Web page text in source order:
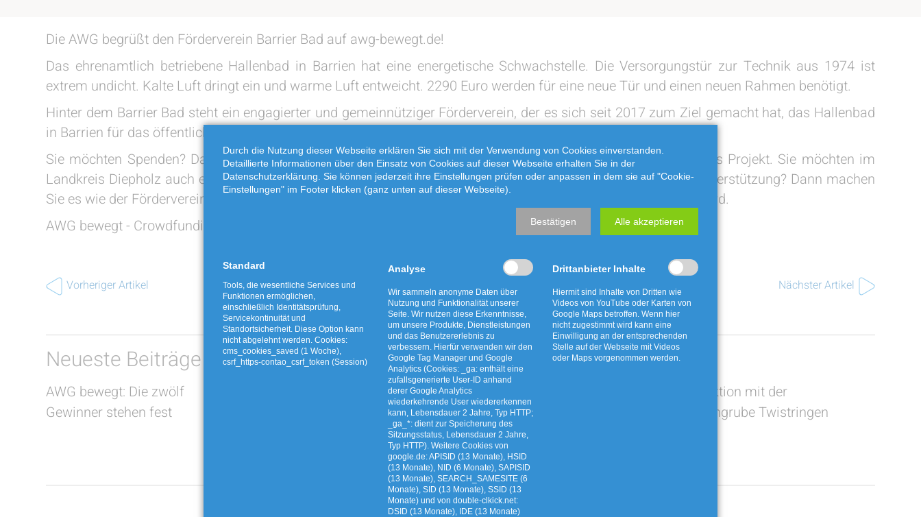
Die AWG begrüßt den Förderverein Barrier Bad auf awg-bewegt.de!
Das ehrenamtlich betriebene Hallenbad in Barrien hat eine energetische Schwachstelle. Die Versorgungstür zur Technik aus 1974 ist
extrem undicht. Kalte Luft dringt ein und warme Luft entweicht. 2290 Euro werden für eine neue Tür und einen neuen Rahmen benötigt.
Hinter dem Barrier Bad steht ein engagierter und gemeinnütziger Förderverein, der es sich seit 2017 zum Ziel gemacht hat, das Hallenbad
in Barrien für das öffentliche Gesundheitswesen zu erhalten.
Sie möchten Spenden? Dann besuchen Sie noch heute www.awg-bewegt.de und informieren Sie sich über das Projekt. Sie möchten im
Landkreis Diepholz auch ein soziales oder ökologisches Projekt umsetzen, benötigen dafür aber finanzielle Unterstützung? Dann machen
Sie es wie der Förderverein Barrier Bad, reichen Sie noch heute ein Projekt ein und realisieren Sie es mit der Crowd.
AWG bewegt - Crowdfunding für den Landkreis!
Vorheriger Artikel Nächster Artikel
Neueste Beiträge
AWG bewegt: Die zwölf
Gewinner stehen fest
Buchbaumzünsler richtig
AWG bewegt: Live-Ziehung am
Freitag auf unserem Youtube-
Kanal
Ferienaktion mit der
Fossiliengrube Twistringen
Durch die Nutzung dieser Webseite erklären Sie sich mit der Verwendung von Cookies einverstanden.
Detaillierte Informationen über den Einsatz von Cookies auf dieser Webseite erhalten Sie in der
Datenschutzerklärung. Sie können jederzeit ihre Einstellungen prüfen oder anpassen in dem sie auf "Cookie-
Einstellungen" im Footer klicken (ganz unten auf dieser Webseite).
Bestätigen Alle akzeptieren
Standard
Tools, die wesentliche Services und
Funktionen ermöglichen,
einschließlich Identitätsprüfung,
Servicekontinuität und
Standortsicherheit. Diese Option kann
nicht abgelehnt werden. Cookies:
cms_cookies_saved (1 Woche),
csrf_https-contao_csrf_token (Session)
Analyse
Wir sammeln anonyme Daten über
Nutzung und Funktionalität unserer
Seite. Wir nutzen diese Erkenntnisse,
um unsere Produkte, Dienstleistungen
und das Benutzererlebnis zu
verbessern. Hierfür verwenden wir den
Google Tag Manager und Google
Analytics (Cookies: _ga: enthält eine
zufallsgenerierte User-ID anhand
derer Google Analytics
wiederkehrende User wiedererkennen
kann, Lebensdauer 2 Jahre, Typ HTTP;
_ga_*: dient zur Speicherung des
Sitzungsstatus, Lebensdauer 2 Jahre,
Typ HTTP). Weitere Cookies von
google.de: APISID (13 Monate), HSID
(13 Monate), NID (6 Monate), SAPISID
(13 Monate), SEARCH_SAMESITE (6
Monate), SID (13 Monate), SSID (13
Monate) und von double-clkick.net:
DSID (13 Monate), IDE (13 Monate)
Drittanbieter Inhalte
Hiermit sind Inhalte von Dritten wie
Videos von YouTube oder Karten von
Google Maps betroffen. Wenn hier
nicht zugestimmt wird kann eine
Einwilligung an der entsprechenden
Stelle auf der Webseite mit Videos
oder Maps vorgenommen werden.